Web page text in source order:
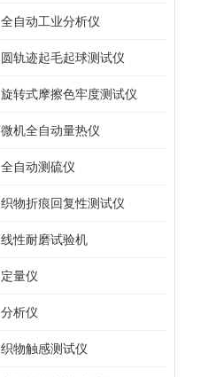
全自动工业分析仪
圆轨迹起毛起球测试仪
旋转式摩擦色牢度测试仪
微机全自动量热仪
全自动测硫仪
织物折痕回复性测试仪
线性耐磨试验机
定量仪
分析仪
织物触感测试仪